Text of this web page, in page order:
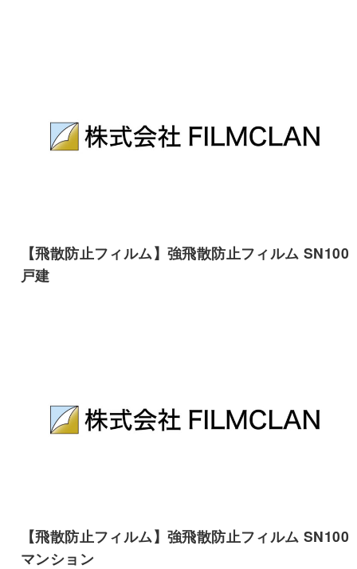
【飛散防止フィルム】強飛散防止フィルム SN100
戸建
【飛散防止フィルム】強飛散防止フィルム SN100
マンション